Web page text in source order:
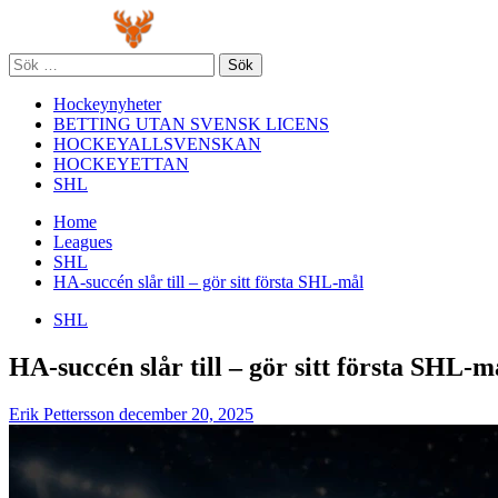
content
Sök
efter:
Hockeynyheter
BETTING UTAN SVENSK LICENS
HOCKEYALLSVENSKAN
HOCKEYETTAN
SHL
Home
Leagues
SHL
HA-succén slår till – gör sitt första SHL-mål
SHL
HA-succén slår till – gör sitt första SHL-
Erik Pettersson december 20, 2025